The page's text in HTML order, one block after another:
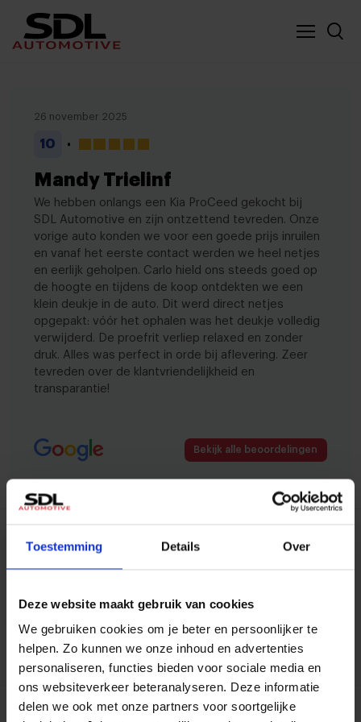
Toestemming Details Over
Deze website maakt gebruik van cookies
We gebruiken cookies om je beter en persoonlijker te
helpen. Zo kunnen we onze inhoud en advertenties
personaliseren, functies bieden voor sociale media en
ons websiteverkeer beteranalyseren. Deze informatie
delen we ook met onze partners voor soortgelijke
Nieuwe locatie SDL
Vergelijker
26 november 2025
10
Mandy Trielinf
We hebben onlangs een Kia ProCeed gekocht bij
SDL Automotive en zijn ontzettend tevreden. Onze
vorige auto konden we voor een goede prijs inruilen
en vanaf het eerste contact werden we heel netjes
en eerlijk geholpen. Carlo hield ons steeds goed op
de hoogte en tijdens de koop ontdekten we een
klein deukje in de auto. Dit werd direct netjes
opgepakt: vóór het ophalen was het deukje volledig
verwijderd. De proefrit verliep relaxed en zonder
druk. Alles was perfect in orde bij aflevering. Zeer
tevreden over de klantvriendelijkheid en
transparantie!
Bekijk alle beoordelingen
info@sdlautomotive.nl
Bezoek onze showroom
Contact met een adviseur